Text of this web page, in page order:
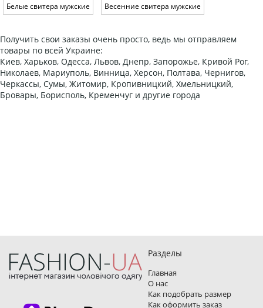
Белые свитера мужские Весенние свитера мужские
Получить свои заказы очень просто, ведь мы отправляем
товары по всей Украине:
Киев, Харьков, Одесса, Львов, Днепр, Запорожье, Кривой Рог,
Николаев, Мариуполь, Винница, Херсон, Полтава, Чернигов,
Черкассы, Сумы, Житомир, Кропивницкий, Хмельницкий,
Бровары, Борисполь, Кременчуг и другие города
Разделы
Главная
О нас
Как подобрать размер
Как оформить заказ